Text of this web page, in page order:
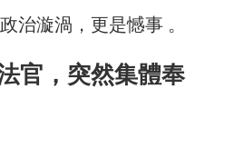
治漩渦，更是憾事 。
官，突然集體奉